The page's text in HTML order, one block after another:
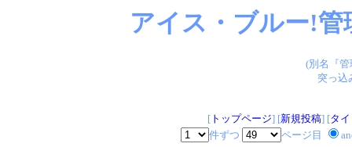
アイス・ブルー!
(別名『
突っ込
[トップページ] [新規投稿] [タ
件ずつ
ページ目